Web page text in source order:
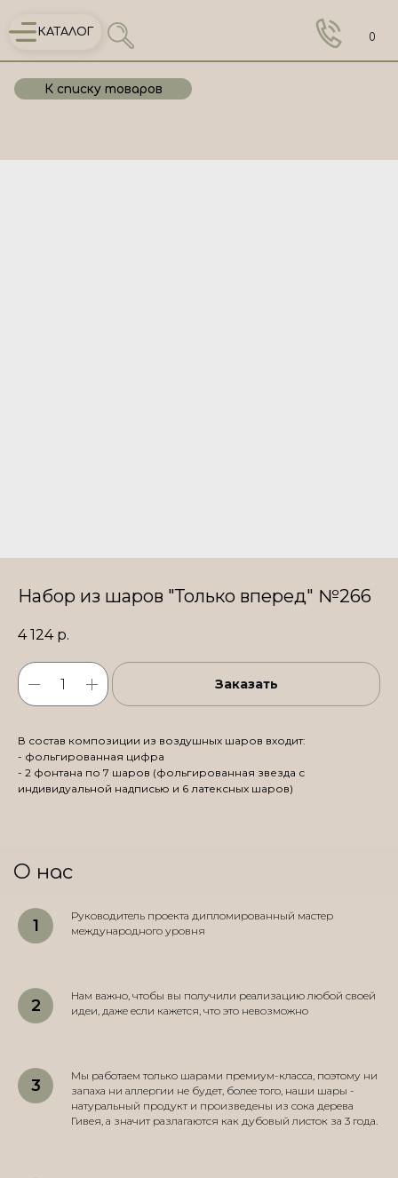
КАТАЛОГ 0
К списку товаров
Набор из шаров "Только вперед" №266
4 124 р.
Заказать
В состав композиции из воздушных шаров входит:
- фольгированная цифра
- 2 фонтана по 7 шаров (фольгированная звезда с
индивидуальной надписью и 6 латексных шаров)
О нас
Руководитель проекта дипломированный мастер
международного уровня
Нам важно, чтобы вы получили реализацию любой своей
идеи, даже если кажется, что это невозможно
Мы работаем только шарами премиум-класса, поэтому ни
запаха ни аллергии не будет, более того, наши шары -
натуральный продукт и произведены из сока дерева
Гивея, а значит разлагаются как дубовый листок за 3 года.